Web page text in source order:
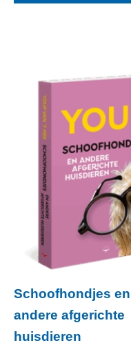
Schoofhondjes en
andere afgerichte
huisdieren